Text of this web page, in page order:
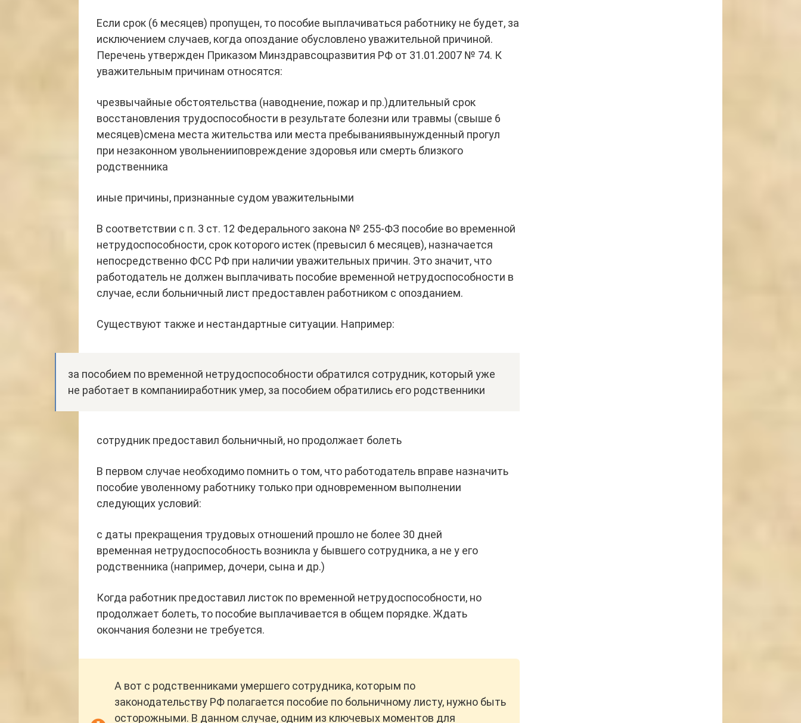
Если срок (6 месяцев) пропущен, то пособие выплачиваться работнику не будет, за
исключением случаев, когда опоздание обусловлено уважительной причиной.
Перечень утвержден Приказом Минздравсоцразвития РФ от 31.01.2007 № 74. К
уважительным причинам относятся:
чрезвычайные обстоятельства (наводнение, пожар и пр.)длительный срок
восстановления трудоспособности в результате болезни или травмы (свыше 6
месяцев)смена места жительства или места пребываниявынужденный прогул
при незаконном увольненииповреждение здоровья или смерть близкого
родственника
иные причины, признанные судом уважительными
В соответствии с п. 3 ст. 12 Федерального закона № 255-ФЗ пособие во временной
нетрудоспособности, срок которого истек (превысил 6 месяцев), назначается
непосредственно ФСС РФ при наличии уважительных причин. Это значит, что
работодатель не должен выплачивать пособие временной нетрудоспособности в
случае, если больничный лист предоставлен работником с опозданием.
Существуют также и нестандартные ситуации. Например:
за пособием по временной нетрудоспособности обратился сотрудник, который уже
не работает в компанииработник умер, за пособием обратились его родственники
сотрудник предоставил больничный, но продолжает болеть
В первом случае необходимо помнить о том, что работодатель вправе назначить
пособие уволенному работнику только при одновременном выполнении
следующих условий:
с даты прекращения трудовых отношений прошло не более 30 дней
временная нетрудоспособность возникла у бывшего сотрудника, а не у его
родственника (например, дочери, сына и др.)
Когда работник предоставил листок по временной нетрудоспособности, но
продолжает болеть, то пособие выплачивается в общем порядке. Ждать
окончания болезни не требуется.
А вот с родственниками умершего сотрудника, которым по
законодательству РФ полагается пособие по больничному листу, нужно быть
осторожными. В данном случае, одним из ключевых моментов для